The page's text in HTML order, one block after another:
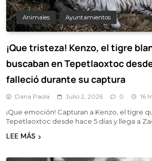
Animales Ayuntamientos
¡Que tristeza! Kenzo, el tigre
buscaban en Tepetlaoxtoc
falleció durante su captura
Dana Paola Julio 2, 2026 0 16
¡Que emoción! Capturan a Kenzo, el tigre
Tepetlaoxtoc desde hace 5 días y llega a
LEE MÁS